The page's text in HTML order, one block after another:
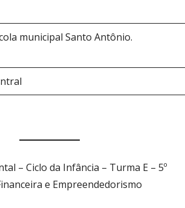
municipal Santo Antônio.
– Ciclo da Infância – Turma E – 5º
e Empreendedorismo